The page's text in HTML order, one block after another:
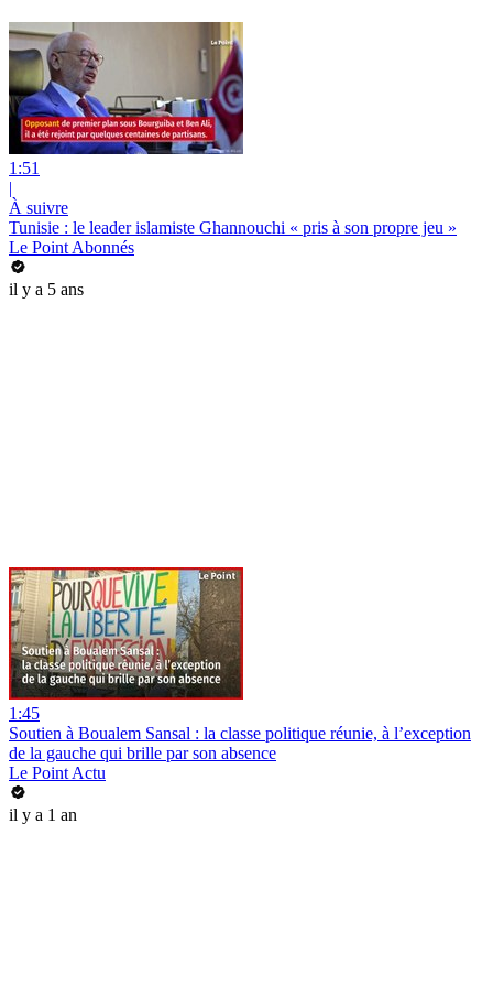
1:51
|
À suivre
Tunisie : le leader islamiste Ghannouchi « pris à son propre jeu »
Le Point Abonnés
il y a 5 ans
1:45
Soutien à Boualem Sansal : la classe politique réunie, à l’exception
de la gauche qui brille par son absence
Le Point Actu
il y a 1 an